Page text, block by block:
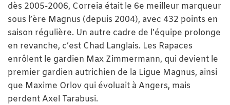
dès 2005-2006, Correia était le 6e meilleur marqueur
sous l’ère Magnus (depuis 2004), avec 432 points en
saison régulière. Un autre cadre de l’équipe prolonge
en revanche, c’est Chad Langlais. Les Rapaces
enrôlent le gardien Max Zimmermann, qui devient le
premier gardien autrichien de la Ligue Magnus, ainsi
que Maxime Orlov qui évoluait à Angers, mais
perdent Axel Tarabusi.